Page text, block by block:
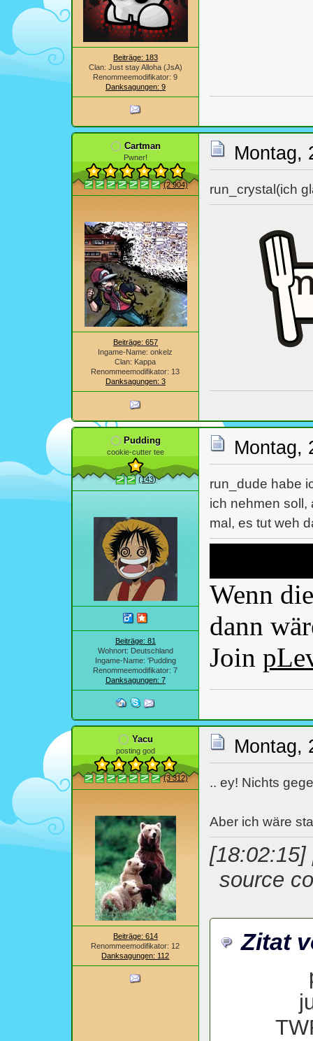
Beiträge: 183
Clan: Just stay Alloha (JsA)
Renommeemodifikator: 9
Danksagungen: 9
Cartman
Pwner!
(2 904)
Beiträge: 657
Ingame-Name: onkelz
Clan: Kappa
Renommeemodifikator: 13
Danksagungen: 3
Montag,
run_crystal(ich
Pudding
cookie-cutter tee
(143)
Beiträge: 81
Wohnort: Deutschland
Ingame-Name: 'Pudding
Renommeemodifikator: 7
Danksagungen: 7
Montag,
run_dude habe
ich nehmen soll,
mal, es tut weh
Wenn
dann
Join
Yacu
posting god
(3 312)
Beiträge: 614
Renommeemodifikator: 12
Danksagungen: 112
Montag,
.. ey! Nichts
Aber ich wäre
source
Zitat